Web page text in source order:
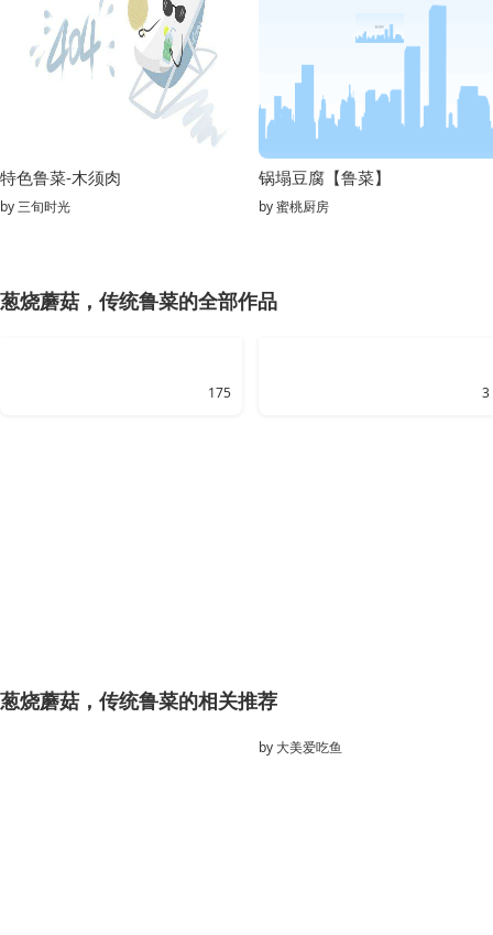
特色鲁菜-木须肉
by三旬时光
锅塌豆腐【鲁菜】
by蜜桃厨房
葱烧蘑菇，传统鲁菜的全部作品
175 3
葱烧蘑菇，传统鲁菜的相关推荐
by 大美爱吃鱼